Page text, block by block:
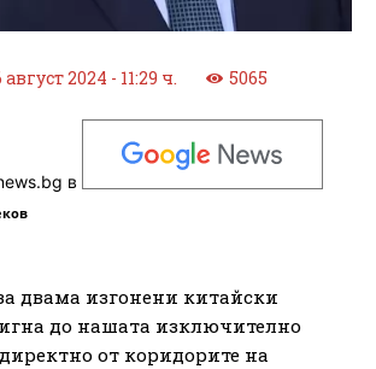
2024 - 11:29 ч. 5065
в
двама изгонени китайски
до нашата изключително
от коридорите на